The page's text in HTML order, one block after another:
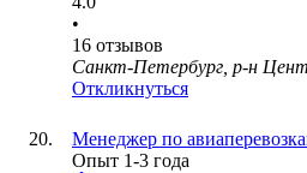
•
16 отзывов
Санкт-Петербург, р-н
Откликнуться
Менеджер по
Опыт 1-3 года